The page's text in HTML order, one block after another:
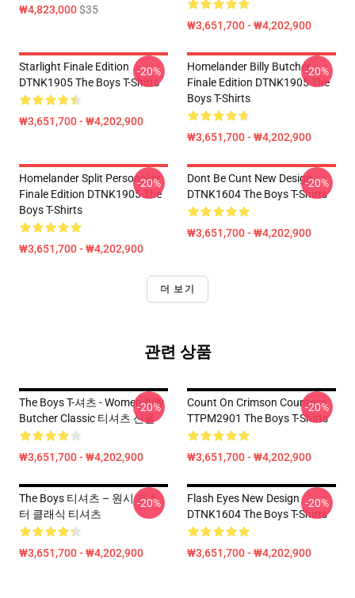
₩4,823,000$35
₩3,651,700 - ₩4,202,900
Starlight Finale Edition
DTNK1905 The Boys T-Shirts
₩3,651,700 - ₩4,202,900
-20%
Homelander Billy Butcher
Finale Edition DTNK1905 The
Boys T-Shirts
₩3,651,700 - ₩4,202,900
-20%
Homelander Split Personality
Finale Edition DTNK1905 The
Boys T-Shirts
₩3,651,700 - ₩4,202,900
-20%
Dont Be Cunt New Design
DTNK1604 The Boys T-Shirts
₩3,651,700 - ₩4,202,900
-20%
더 보기
관련 상품
The Boys T-셔츠 - Women Billy
Butcher Classic 티셔츠 선물
₩3,651,700 - ₩4,202,900
-20%
Count On Crimson Countess
TTPM2901 The Boys T-Shirts
₩3,651,700 - ₩4,202,900
-20%
The Boys 티셔츠 – 원시 포스
터 클래식 티셔츠
₩3,651,700 - ₩4,202,900
-20%
Flash Eyes New Design
DTNK1604 The Boys T-Shirts
₩3,651,700 - ₩4,202,900
-20%